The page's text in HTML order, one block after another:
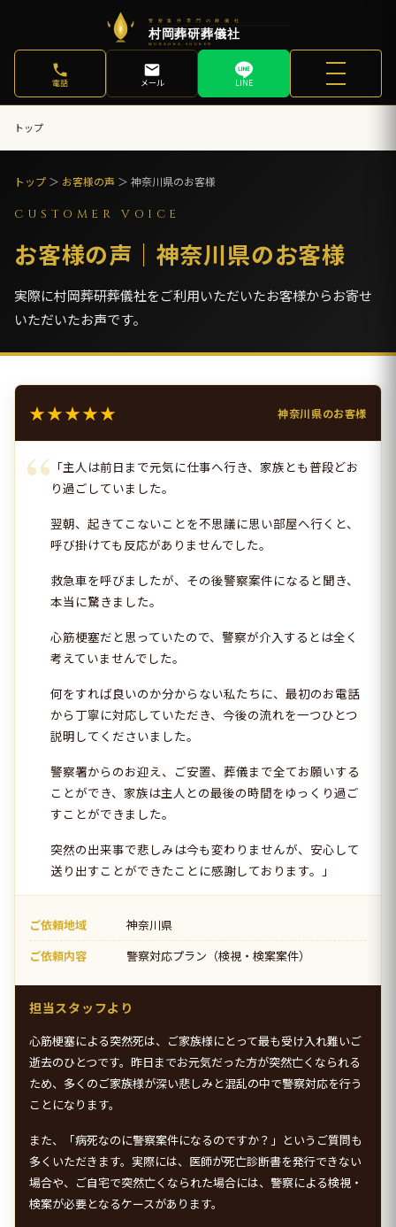
電話 メール LINE
トップ
トップ ＞ お客様の声 ＞ 神奈川県のお客様
CUSTOMER VOICE
お客様の声｜神奈川県のお客様
実際に村岡葬研葬儀社をご利用いただいたお客様からお寄せ
いただいたお声です。
★★★★★ 神奈川県のお客様
「主人は前日まで元気に仕事へ行き、家族とも普段どお
り過ごしていました。
翌朝、起きてこないことを不思議に思い部屋へ行くと、
呼び掛けても反応がありませんでした。
救急車を呼びましたが、その後警察案件になると聞き、
本当に驚きました。
心筋梗塞だと思っていたので、警察が介入するとは全く
考えていませんでした。
何をすれば良いのか分からない私たちに、最初のお電話
から丁寧に対応していただき、今後の流れを一つひとつ
説明してくださいました。
警察署からのお迎え、ご安置、葬儀まで全てお願いする
ことができ、家族は主人との最後の時間をゆっくり過ご
すことができました。
突然の出来事で悲しみは今も変わりませんが、安心して
送り出すことができたことに感謝しております。」
ご依頼地域
神奈川県
ご依頼内容
警察対応プラン（検視・検案案件）
担当スタッフより
心筋梗塞による突然死は、ご家族様にとって最も受け入れ難いご
逝去のひとつです。昨日までお元気だった方が突然亡くなられる
ため、多くのご家族様が深い悲しみと混乱の中で警察対応を行う
ことになります。
また、「病死なのに警察案件になるのですか？」というご質問も
多くいただきます。実際には、医師が死亡診断書を発行できない
場合や、ご自宅で突然亡くなられた場合には、警察による検視・
検案が必要となるケースがあります。